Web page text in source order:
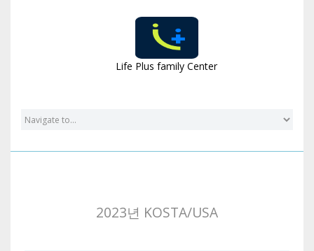
Life Plus family Center
2023년 KOSTA/USA